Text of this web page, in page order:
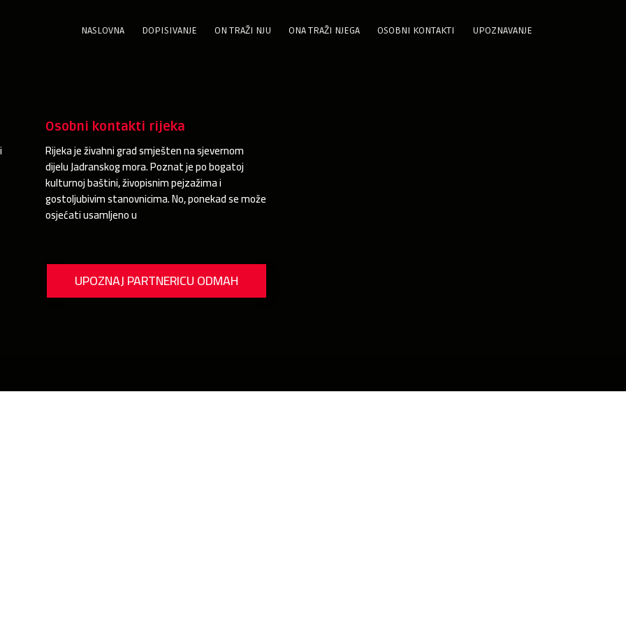
NASLOVNA DOPISIVANJE ON TRAŽI NJU ONA TRAŽI NJEGA OSOBNI KONTAKTI UPOZNAVANJE
Osobni kontakti rijeka
Rijeka je živahni grad smješten na sjevernom
dijelu Jadranskog mora. Poznat je po bogatoj
kulturnoj baštini, živopisnim pejzažima i
gostoljubivim stanovnicima. No, ponekad se može
osjećati usamljeno u
UPOZNAJ PARTNERICU ODMAH